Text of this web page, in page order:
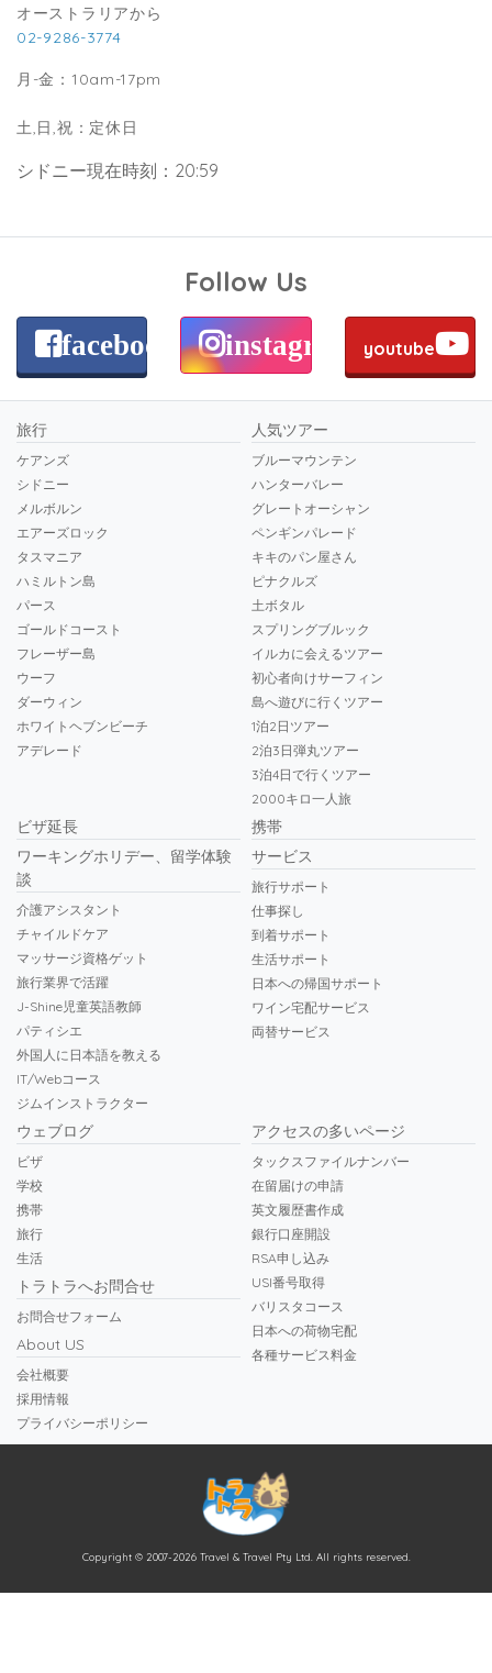
オーストラリアから
02-9286-3774
月-金：10am-17pm
土,日,祝：定休日
シドニー現在時刻：20:59
Follow Us
facebook instagram youtube
旅行
ケアンズ
シドニー
メルボルン
エアーズロック
タスマニア
ハミルトン島
パース
ゴールドコースト
フレーザー島
ウーフ
ダーウィン
ホワイトヘブンビーチ
アデレード
人気ツアー
ブルーマウンテン
ハンターバレー
グレートオーシャン
ペンギンパレード
キキのパン屋さん
ピナクルズ
土ボタル
スプリングブルック
イルカに会えるツアー
初心者向けサーフィン
島へ遊びに行くツアー
1泊2日ツアー
2泊3日弾丸ツアー
3泊4日で行くツアー
2000キロ一人旅
ビザ延長
ワーキングホリデー、留学体験
談
介護アシスタント
チャイルドケア
マッサージ資格ゲット
旅行業界で活躍
J-Shine児童英語教師
パティシエ
外国人に日本語を教える
IT/Webコース
ジムインストラクター
携帯
サービス
旅行サポート
仕事探し
到着サポート
生活サポート
日本への帰国サポート
ワイン宅配サービス
両替サービス
ウェブログ
ビザ
学校
携帯
旅行
生活
トラトラへお問合せ
お問合せフォーム
About US
会社概要
採用情報
プライバシーポリシー
アクセスの多いページ
タックスファイルナンバー
在留届けの申請
英文履歴書作成
銀行口座開設
RSA申し込み
USI番号取得
バリスタコース
日本への荷物宅配
各種サービス料金
Copyright © 2007-2026 Travel & Travel Pty Ltd. All rights reserved.